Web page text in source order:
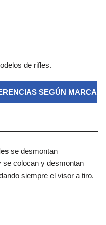
de rifles.
SEGÚN MARCA
se desmontan
se colocan y desmontan
siempre el visor a tiro.